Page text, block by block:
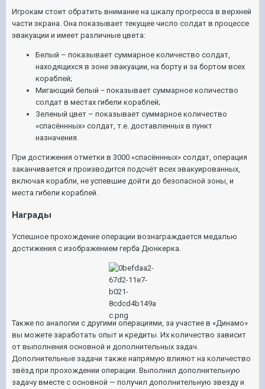
Игрокам стоит обратить внимание на шкалу прогресса в верхней
части экрана. Она показывает текущее число солдат в процессе
эвакуации и имеет различные цвета:
Белый – показывает суммарное количество солдат,
находящихся в зоне эвакуации, на борту и за бортом всех
кораблей;
Мигающий белый – показывает суммарное количество
солдат в местах гибели кораблей;
Зеленый цвет – показывает суммарное количество
«спасённных» солдат, т.е. доставленных в пункт
назначения.
При достижения отметки в 3000 «спасённных» солдат, операция
заканчивается и производится подсчёт всех эвакуированных,
включая корабли, не успевшие дойти до безопасной зоны, и
места гибели кораблей.
Награды
Успешное прохождение операции вознаграждается медалью
достижения с изображением герба Дюнкерка.
Также по аналогии с другими операциями, за участие в «Динамо»
вы можете заработать опыт и кредиты. Их количество зависит
от выполнения основной и дополнительных задач.
Дополнительные задачи также напрямую влияют на количество
звёзд при прохождении операции. Выполнил дополнительную
задачу вместе с основной — получил дополнительную звезду и